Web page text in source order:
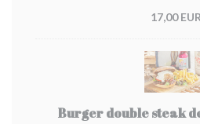
17,00 EUR
Burger double steak